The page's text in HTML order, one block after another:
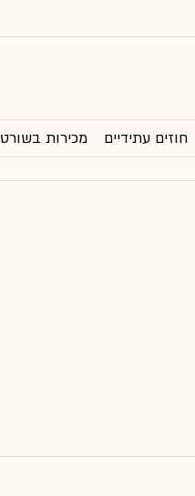
חוזים עתידיים מכירות בשורט